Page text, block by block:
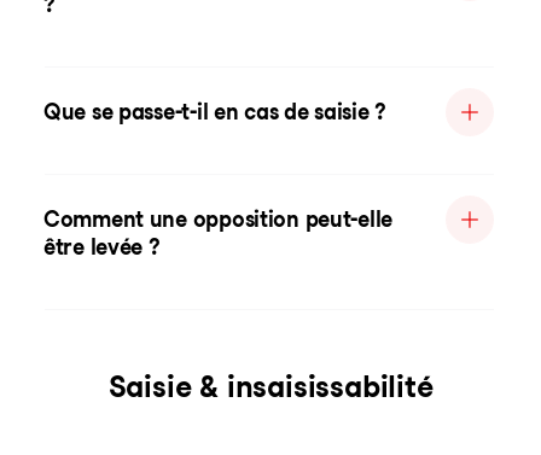
Que se passe-t-il en cas de saisie ?
Comment une opposition peut-elle
être levée ?
Saisie & insaisissabilité